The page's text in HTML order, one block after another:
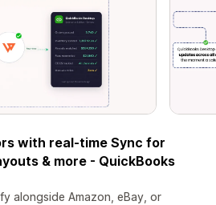
with real-time Sync for
& more - QuickBooks
alongside Amazon, eBay, or